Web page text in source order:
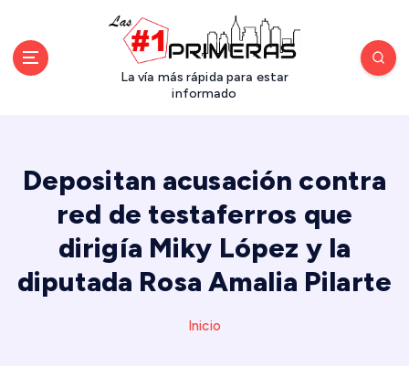
La vía más rápida para estar
informado
Depositan acusación contra
red de testaferros que
dirigía Miky López y la
diputada Rosa Amalia Pilarte
Inicio